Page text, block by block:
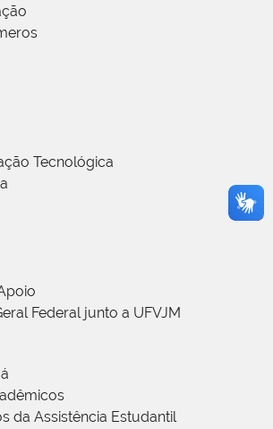
Tecnológica
Federal junto a UFVJM
da Assistência Estudantil